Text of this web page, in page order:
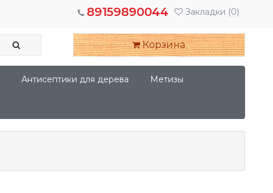
Закладки (0)
89159890044
Корзина
Антисептики для дерева Метизы